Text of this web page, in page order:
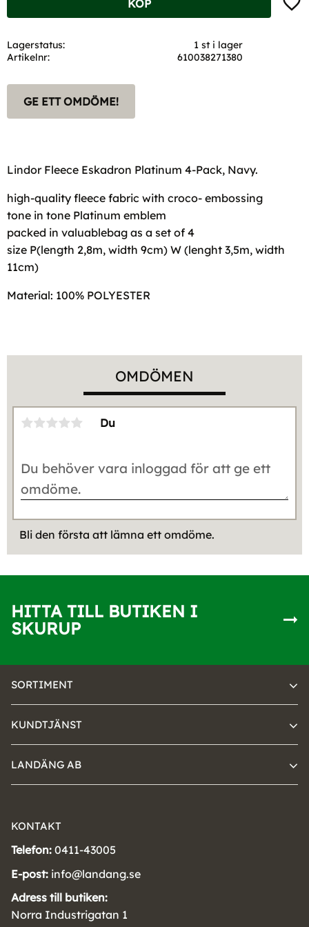
KÖP
Lagerstatus
1 st i lager
Artikelnr
610038271380
GE ETT OMDÖME!
Lindor Fleece Eskadron Platinum 4-Pack, Navy.
high-quality fleece fabric with croco- embossing
tone in tone Platinum emblem
packed in valuablebag as a set of 4
size P(length 2,8m, width 9cm) W (lenght 3,5m, width
11cm)
Material: 100% POLYESTER
OMDÖMEN
Du
Bli den första att lämna ett omdöme.
HITTA TILL BUTIKEN I
SKURUP
SORTIMENT
KUNDTJÄNST
LANDÄNG AB
KONTAKT
Telefon: 0411-43005
E-post: info@landang.se
Adress till butiken:
Norra Industrigatan 1